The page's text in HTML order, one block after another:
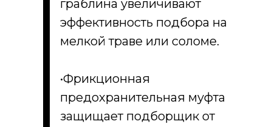
граблина увеличивают
эффективность подбора на
мелкой траве или соломе.
•Фрикционная
предохранительная муфта
защищает подборщик от